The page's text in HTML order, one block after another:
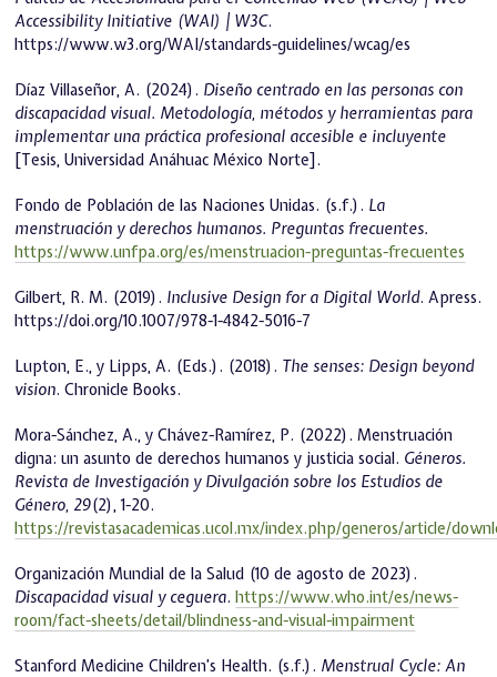
Accessibility Initiative (WAI) | W3C.
https://www.w3.org/WAI/standards-guidelines/wcag/es
Díaz Villaseñor, A. (2024). Diseño centrado en las personas con
discapacidad visual. Metodología, métodos y herramientas para
implementar una práctica profesional accesible e incluyente
[Tesis, Universidad Anáhuac México Norte].
Fondo de Población de las Naciones Unidas. (s.f.). La
menstruación y derechos humanos. Preguntas frecuentes.
https://www.unfpa.org/es/menstruacion-preguntas-frecuentes
Gilbert, R. M. (2019). Inclusive Design for a Digital World. Apress.
https://doi.org/10.1007/978-1-4842-5016-7
Lupton, E., y Lipps, A. (Eds.). (2018). The senses: Design beyond
vision. Chronicle Books.
Mora-Sánchez, A., y Chávez-Ramírez, P. (2022). Menstruación
digna: un asunto de derechos humanos y justicia social. Géneros.
Revista de Investigación y Divulgación sobre los Estudios de
Género, 29(2), 1-20.
https://revistasacademicas.ucol.mx/index.php/generos/article/
Organización Mundial de la Salud (10 de agosto de 2023).
Discapacidad visual y ceguera.https://www.who.int/es/news-
room/fact-sheets/detail/blindness-and-visual-impairment
Stanford Medicine Children’s Health. (s.f.). Menstrual Cycle: An